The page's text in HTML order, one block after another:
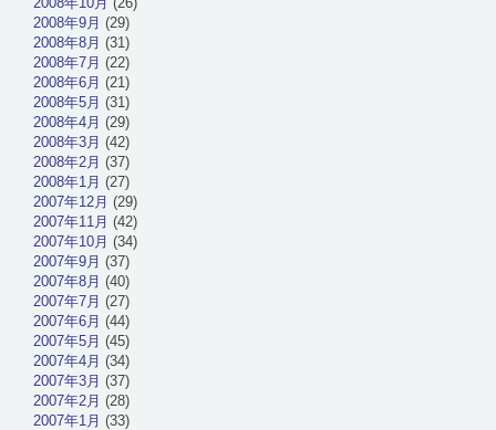
2008年9月 (29)
2008年8月 (31)
2008年7月 (22)
2008年6月 (21)
2008年5月 (31)
2008年4月 (29)
2008年3月 (42)
2008年2月 (37)
2008年1月 (27)
2007年12月 (29)
2007年11月 (42)
2007年10月 (34)
2007年9月 (37)
2007年8月 (40)
2007年7月 (27)
2007年6月 (44)
2007年5月 (45)
2007年4月 (34)
2007年3月 (37)
2007年2月 (28)
2007年1月 (33)